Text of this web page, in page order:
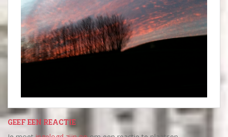
GEEF EEN REACTIE